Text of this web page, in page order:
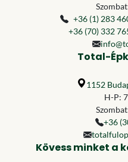
+36 (1) 283
+36 (70) 332
Total-
1152
H-P:
+36
Kövess minket a